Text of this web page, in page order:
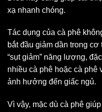
xạ nhanh chóng.
Tác dụng của cà phê
bắt đầu giảm dần trong
“sụt giảm” năng lượng,
nhiều cà phê hoặc cà phê
ảnh hưởng đến giấc ngủ.
Vì vậy, mặc dù cà phê